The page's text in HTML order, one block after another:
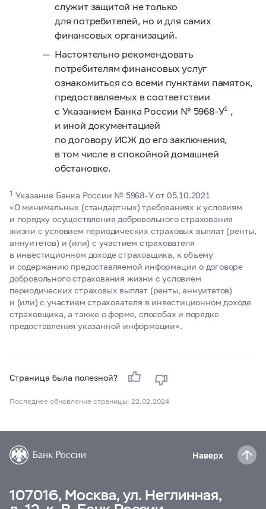
служит защитой не только
для потребителей, но и для самих
финансовых организаций.
Настоятельно рекомендовать
потребителям финансовых услуг
ознакомиться со всеми пунктами памяток,
предоставляемых в соответствии
с Указанием Банка России № 5968-У1 ,
и иной документацией
по договору ИСЖ до его заключения,
в том числе в спокойной домашней
обстановке.
1Указание Банка России № 5968-Уот 05.10.2021
«О минимальных (стандартных) требованиях к условиям
и порядку осуществления добровольного страхования
жизни с условием периодических страховых выплат (ренты,
аннуитетов) и (или) с участием страхователя
в инвестиционном доходе страховщика, к объему
и содержанию предоставляемой информации о договоре
добровольного страхования жизни с условием
периодических страховых выплат (ренты, аннуитетов)
и (или) с участием страхователя в инвестиционном доходе
страховщика, а также о форме, способах и порядке
предоставления указанной информации».
Страница была полезной?
Последнее обновление страницы: 22.02.2024
Наверх
107016, Москва, ул. Неглинная,